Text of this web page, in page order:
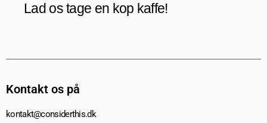
Lad os tage en kop kaffe!
Kontakt os på
kontakt@considerthis.dk